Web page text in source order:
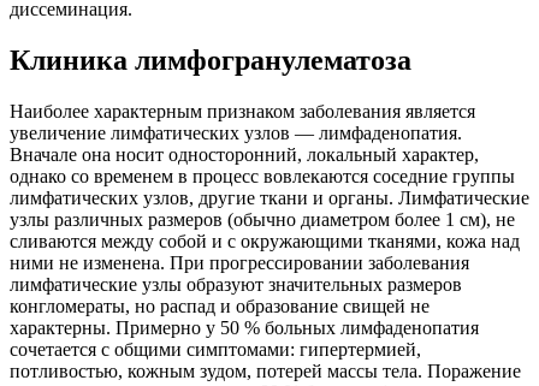
диссеминация.
Клиника лимфогранулематоза
Наиболее характерным признаком заболевания является
увеличение лимфатических узлов — лимфаденопатия.
Вначале она носит односторонний, локальный характер,
однако со временем в процесс вовлекаются соседние группы
лимфатических узлов, другие ткани и органы. Лимфатические
узлы различных размеров (обычно диаметром более 1 см), не
сливаются между собой и с окружающими тканями, кожа над
ними не изменена. При прогрессировании заболевания
лимфатические узлы образуют значительных размеров
конгломераты, но распад и образование свищей не
характерны. Примерно у 50 % больных лимфаденопатия
сочетается с общими симптомами: гипертермией,
потливостью, кожным зудом, потерей массы тела. Поражение